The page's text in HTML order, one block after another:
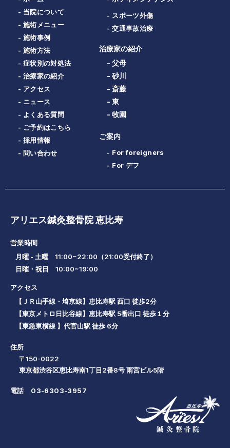
- 当院について
- 施術メニュー
- 施術事例
- 施術方法
- 症状別の対処法
- 治療家の紹介
- アクセス
- ニュース
- よくある質問
- ご予約はこちら
- 採用情報
- 問い合わせ
- スポーツ外傷
- 交通事故治療
治療家の紹介
- 父母
- 砂川
- 斎藤
- 東
- 牧園
ご案内
- For foreigners
- For デフ
アリエス鍼灸整骨院 恵比寿
営業時間
月曜 - 土曜 11:00~22:00（21:00受付終了）
日曜・祝日 10:00~19:00
アクセス
【ＪＲ山手線・埼京線】恵比寿駅 西口 徒歩2分
【東京メトロ日比谷線】恵比寿駅 5番出口 徒歩１分
【東急東横線 】代官山駅 徒歩 6分
住所
〒150-0022
東京都渋谷区恵比寿南1丁目2番8号 雨宮ビル5階
電話 03-6303-3957